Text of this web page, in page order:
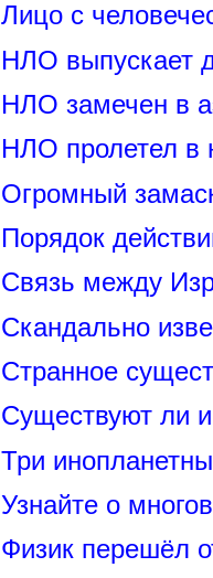
Лицо с
НЛО выпускает
НЛО замечен в
НЛО пролетел в
Огромный
Порядок
Связь между
Скандально
Странное
Существуют ли
Три
Узнайте о
Физик перешёл